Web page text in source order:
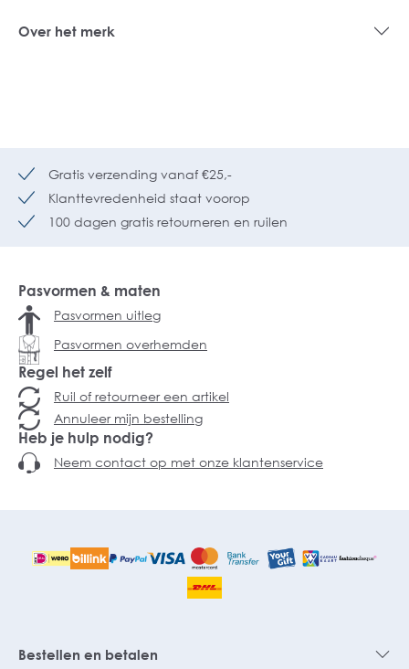
Over het merk
Gratis verzending vanaf €25,-
Klanttevredenheid staat voorop
100 dagen gratis retourneren en ruilen
Pasvormen & maten
Pasvormen uitleg
Pasvormen overhemden
Regel het zelf
Ruil of retourneer een artikel
Annuleer mijn bestelling
Heb je hulp nodig?
Neem contact op met onze klantenservice
Bestellen en betalen